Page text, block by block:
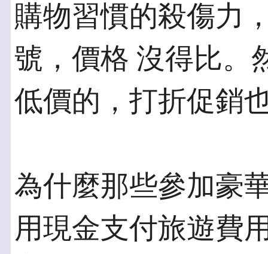
購物習慣的殺傷力
號，價格 沒得比。
低價的，打折促銷
為什麼那些參加豪
用現金支付旅遊費